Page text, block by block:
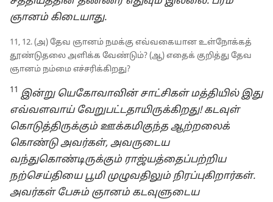
ஞானம் கிடையாது.
11, 12. (அ) தேவ ஞானம் நமக்கு எவ்வகையான உள்நோக்கத்
தூண்டுதலை அளிக்க வேண்டும்? (ஆ) எதைக் குறித்து தேவ
ஞானம் நம்மை எச்சரிக்கிறது?
11 இன்று யெகோவாவின் சாட்சிகள் மத்தியில் இது
எவ்வளவாய் வேறுபட்டதாயிருக்கிறது! கடவுள்
கொடுத்திருக்கும் ஊக்கமிகுந்த ஆற்றலைக்
கொண்டு அவர்கள், அவருடைய
வந்துகொண்டிருக்கும் ராஜ்யத்தைப்பற்றிய
நற்செய்தியை பூமி முழுவதிலும் நிரப்புகிறார்கள்.
அவர்கள் பேசும் ஞானம் கடவுளுடைய